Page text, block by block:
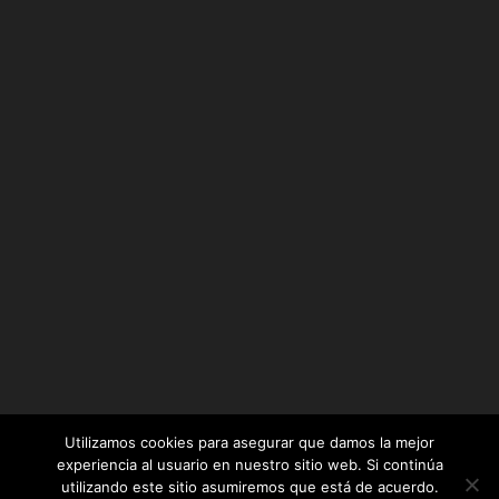
Utilizamos cookies para asegurar que damos la mejor
experiencia al usuario en nuestro sitio web. Si continúa
utilizando este sitio asumiremos que está de acuerdo.